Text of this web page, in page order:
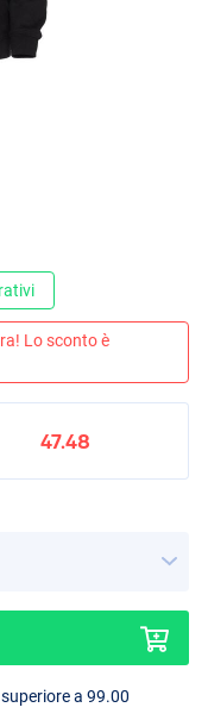
Lo sconto è
47.48
a 99.00